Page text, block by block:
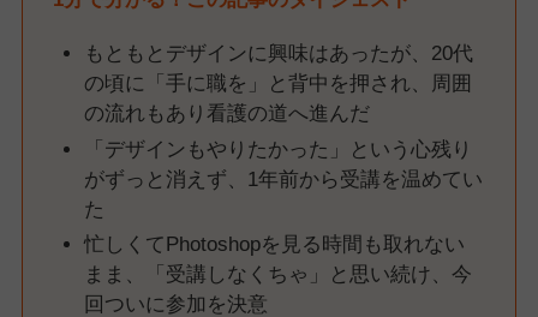
もともとデザインに興味はあったが、20代
の頃に「手に職を」と背中を押され、周囲
の流れもあり看護の道へ進んだ
「デザインもやりたかった」という心残り
がずっと消えず、1年前から受講を温めてい
た
忙しくてPhotoshopを見る時間も取れない
まま、「受講しなくちゃ」と思い続け、今
回ついに参加を決意